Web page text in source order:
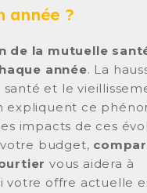
année ?
de la mutuelle
année. La
santé et le
expliquent ce
impacts de ces
budget,
vous aidera à
votre offre actuelle